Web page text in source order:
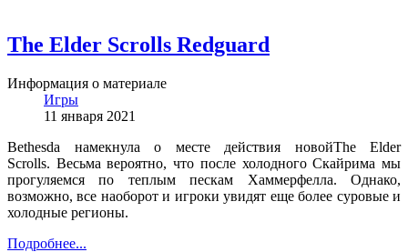
The Elder Scrolls Redguard
Информация о материале
Игры
11 января 2021
Bethesda намекнула о месте действия новойThe Elder
Scrolls. Весьма вероятно, что после холодного Скайрима мы
прогуляемся по теплым пескам Хаммерфелла. Однако,
возможно, все наоборот и игроки увидят еще более суровые и
холодные регионы.
Подробнее...